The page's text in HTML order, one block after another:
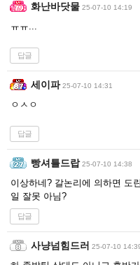
화난바닷물 25-07-10 14:19
ㅠㅠ...
답글
세이파 25-07-10 14:31
ㅇㅅㅇ
답글
빵셔틀드랍 25-07-10 14:38
이상하네? 갈논리에 의하면 도
일 잘못 아님?
답글
사냥넘힘드러 25-07-10